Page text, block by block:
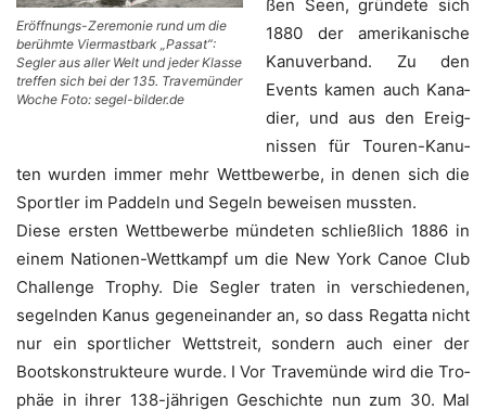
Eröffnungs-Zeremonie rund um die
berühmte Vier­mast­bark „Pas­sat“:
Seg­ler aus aller Welt und jeder Klas­se
tref­fen sich bei der 135. Travemünder
Woche Foto: segel-bilder.de
ßen Seen, grün­de­te sich
1880 der ame­ri­ka­ni­sche
Kanu­ver­band. Zu den
Events kamen auch Kana­
di­er, und aus den Ereig­
nis­sen für Tou­ren-Kanu­
ten wur­den immer mehr Wett­be­wer­be, in denen sich die
Sport­ler im Pad­deln und Segeln bewei­sen mussten.
Die­se ers­ten Wett­be­wer­be mün­de­ten schließ­lich 1886 in
einem Natio­nen-Wett­kampf um die New York Canoe Club
Chall­enge Tro­phy. Die Seg­ler tra­ten in ver­schie­de­nen,
segeln­den Kanus gegen­ein­an­der an, so dass Regat­ta nicht
nur ein sport­li­cher Wett­streit, son­dern auch einer der
Boots­kon­struk­teu­re wur­de. I Vor Tra­ve­mün­de wird die Tro­
phäe in ihrer 138-jäh­ri­gen Geschich­te nun zum 30. Mal